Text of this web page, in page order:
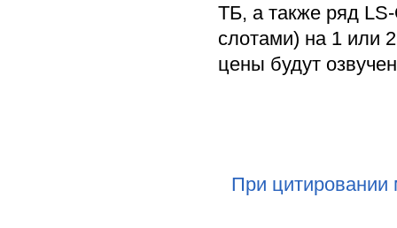
ТБ, а также ряд
слотами) на 1 или
цены будут
При цитировании